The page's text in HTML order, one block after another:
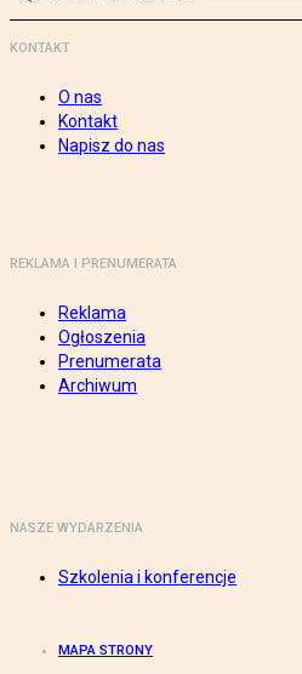
KONTAKT
O nas
Kontakt
Napisz do nas
REKLAMA I PRENUMERATA
Reklama
Ogłoszenia
Prenumerata
Archiwum
NASZE WYDARZENIA
Szkolenia i konferencje
MAPA STRONY